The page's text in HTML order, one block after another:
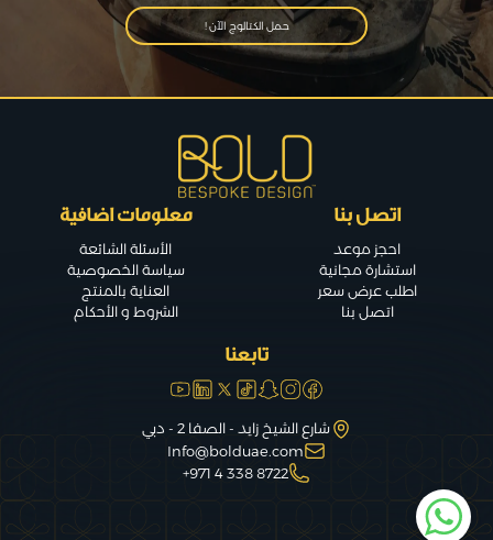
حمل الكتالوج الآن !
اتصل بنا
احجز موعد
استشارة مجانية
اطلب عرض سعر
اتصل بنا
معلومات اضافية
الأسئلة الشائعة
سياسة الخصوصية
العناية بالمنتج
الشروط و الأحكام
تابعنا
شارع الشيخ زايد - الصفا 2 - دبي
Info@bolduae.com
8722 338 4 971+